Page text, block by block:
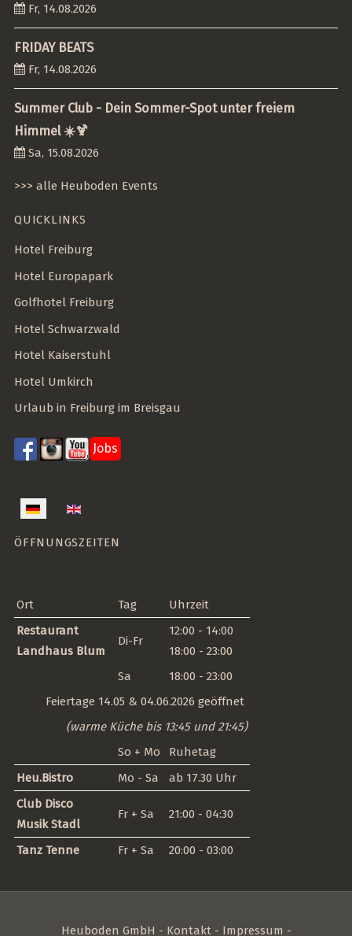
Fr, 14.08.2026
FRIDAY BEATS
Fr, 14.08.2026
Summer Club - Dein Sommer-Spot unter freiem
Himmel ☀️🍹
Sa, 15.08.2026
>>> alle Heuboden Events
QUICKLINKS
Hotel Freiburg
Hotel Europapark
Golfhotel Freiburg
Hotel Schwarzwald
Hotel Kaiserstuhl
Hotel Umkirch
Urlaub in Freiburg im Breisgau
Jobs
Sprache auswählen
ÖFFNUNGSZEITEN
Ort Tag
Uhrzeit
Restaurant
Landhaus Blum
Di-Fr
12:00 - 14:00
18:00 - 23:00
Sa
18:00 - 23:00
Feiertage 14.05 & 04.06.2026 geöffnet
(warme Küche bis 13:45 und 21:45)
So + Mo
Ruhetag
Heu.Bistro
Mo - Sa
ab 17.30 Uhr
Club Disco
Musik Stadl
Fr + Sa 21:00 - 04:30
Tanz Tenne Fr + Sa 20:00 - 03:00
Heuboden GmbH - Kontakt- Impressum -